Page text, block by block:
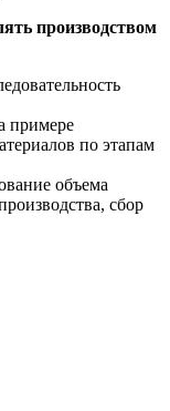
производством
примере
по этапам
объема
сбор